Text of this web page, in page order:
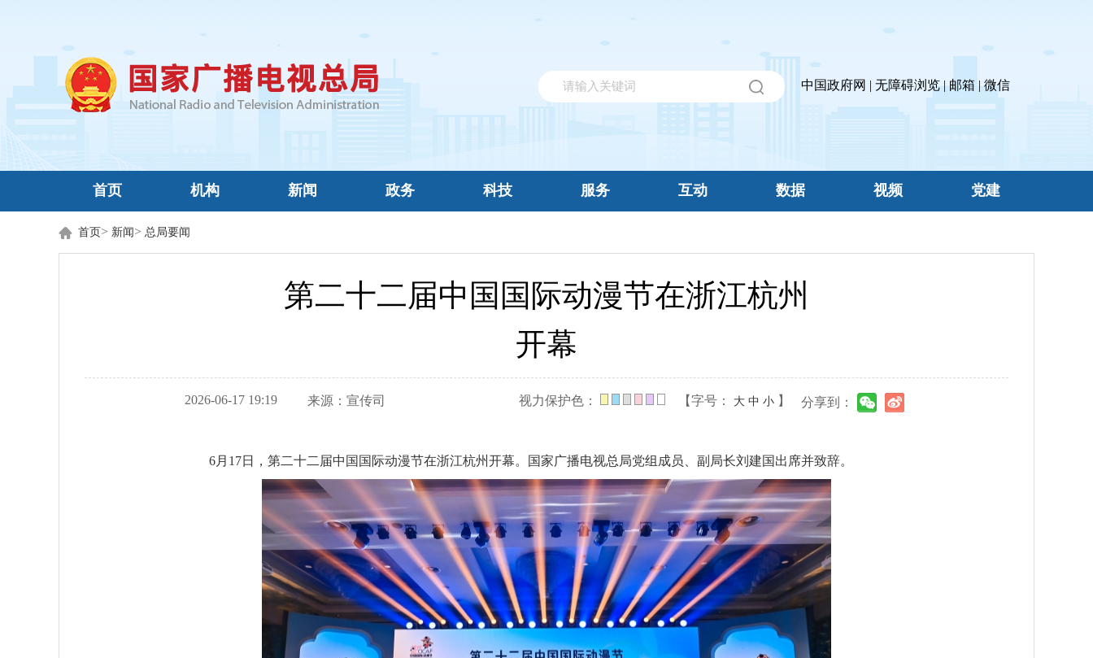
中国政府网 | 无障碍浏览|邮箱 |微信
首页 机构 新闻 政务 科技 服务 互动 数据 视频 党建
首页> 新闻 > 总局要闻
第二十二届中国国际动漫节在浙江杭州
开幕
2026-06-17 19:19 来源： 宣传司 视力保护色： 【字号： 大 中 小 】 分享到：
6月17日，第二十二届中国国际动漫节在浙江杭州开幕。国家广播电视总局党组成员、副局长刘建国出席并致辞。